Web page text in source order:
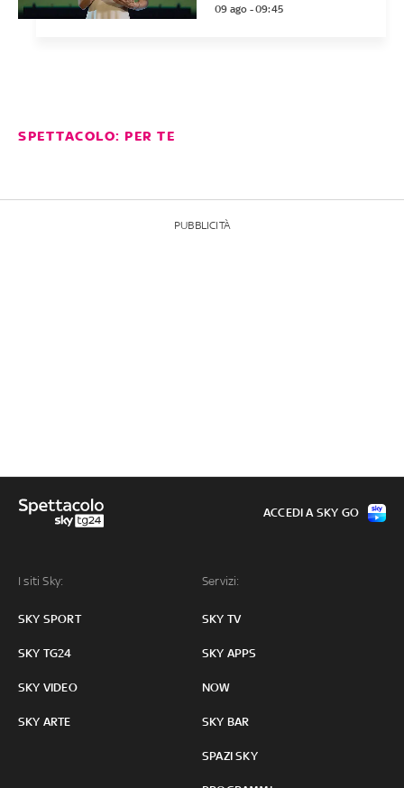
09 ago - 09:45
SPETTACOLO: PER TE
PUBBLICITÀ
I siti Sky:
SKY SPORT
SKY TG24
SKY VIDEO
SKY ARTE
Servizi:
SKY TV
SKY APPS
NOW
SKY BAR
SPAZI SKY
ACCEDI A SKY GO